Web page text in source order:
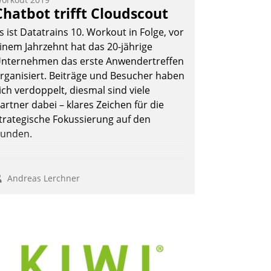
kurzweilige Einblicke in
Cloud-Strategien und -
mit hohem Zukunftspotenzial.
Andreas Lerchner
trifft Cloudscout
ist Datatrains 10. Workout in Folge, vor
Jahrzehnt hat das 20-jährige
das erste Anwendertreffen
Beiträge und Besucher haben
verdoppelt, diesmal sind viele
dabei – klares Zeichen für die
Fokussierung auf den
Andreas Lerchner